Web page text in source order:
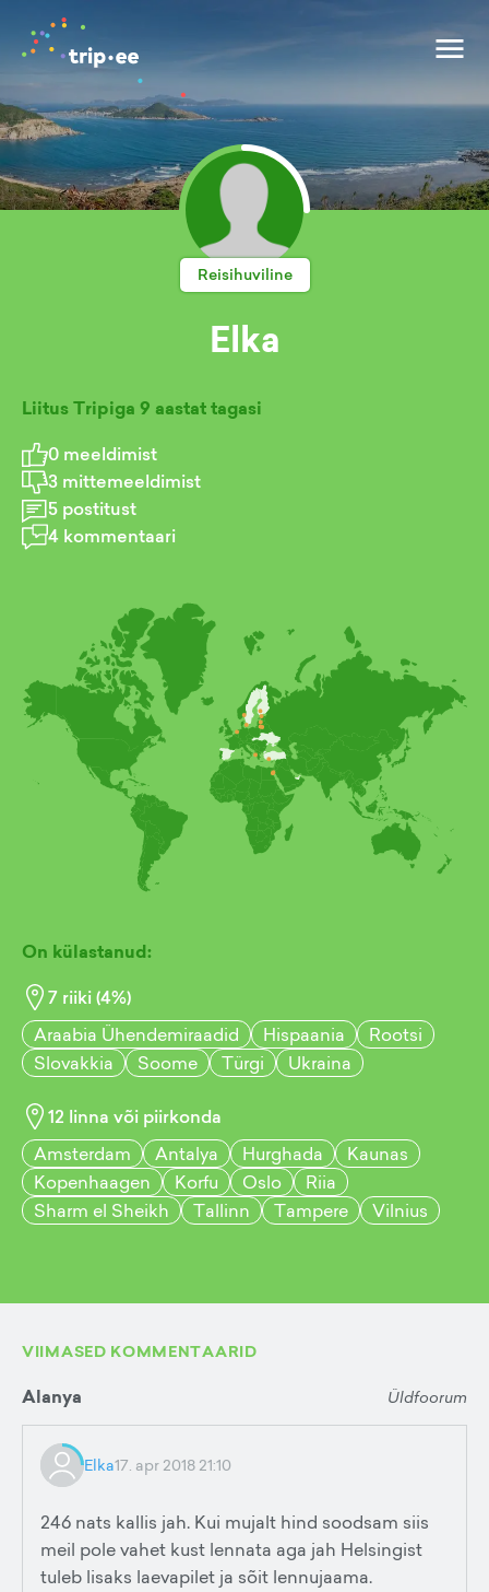
Reisihuviline
Elka
Liitus Tripiga 9 aastat tagasi
0 meeldimist
3 mittemeeldimist
5 postitust
4 kommentaari
On külastanud:
7 riiki (4%)
Araabia Ühendemiraadid
Hispaania
Rootsi
Slovakkia
Soome Türgi Ukraina
12 linna või piirkonda
Amsterdam
Antalya Hurghada
Kaunas
Kopenhaagen
Korfu Oslo
Riia
Sharm el Sheikh
Tallinn Tampere Vilnius
VIIMASED KOMMENTAARID
Alanya Üldfoorum
Elka17. apr 2018 21:10
246 nats kallis jah. Kui mujalt hind soodsam siis
meil pole vahet kust lennata aga jah Helsingist
tuleb lisaks laevapilet ja sõit lennujaama.